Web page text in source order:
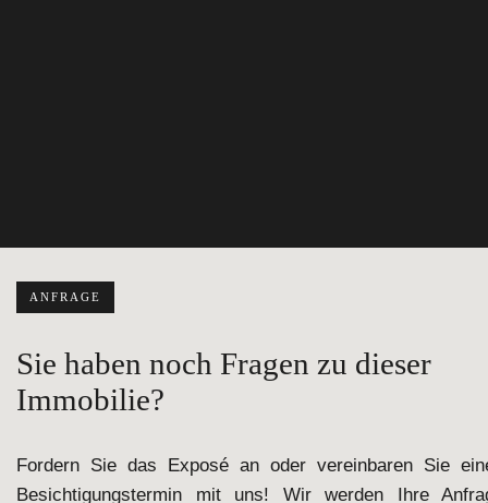
ANFRAGE
Sie haben noch Fragen zu dieser
Immobilie?
Fordern Sie das Exposé an oder vereinbaren Sie
Besichtigungstermin mit uns! Wir werden Ihre